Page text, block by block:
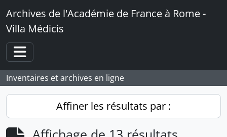
Skip to main content
Archives de l'Académie de France à Rome -
Villa Médicis
Toggle navigation
Inventaires et archives en ligne
Affiner les résultats par :